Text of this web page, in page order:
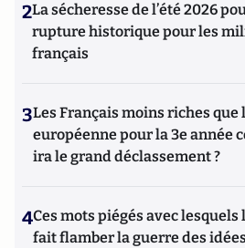
2La sécheresse de l’été 2026
rupture historique pour les
français
3Les Français moins riches que
européenne pour la 3e année
ira le grand déclassement ?
4Ces mots piégés avec
fait flamber la guerre des idées